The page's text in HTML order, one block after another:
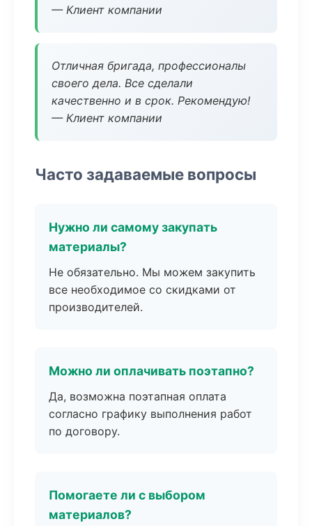
— Клиент компании
Отличная бригада, профессионалы
своего дела. Все сделали
качественно и в срок. Рекомендую!
— Клиент компании
Часто задаваемые вопросы
Нужно ли самому закупать
материалы?
Не обязательно. Мы можем закупить
все необходимое со скидками от
производителей.
Можно ли оплачивать поэтапно?
Да, возможна поэтапная оплата
согласно графику выполнения работ
по договору.
Помогаете ли с выбором
материалов?